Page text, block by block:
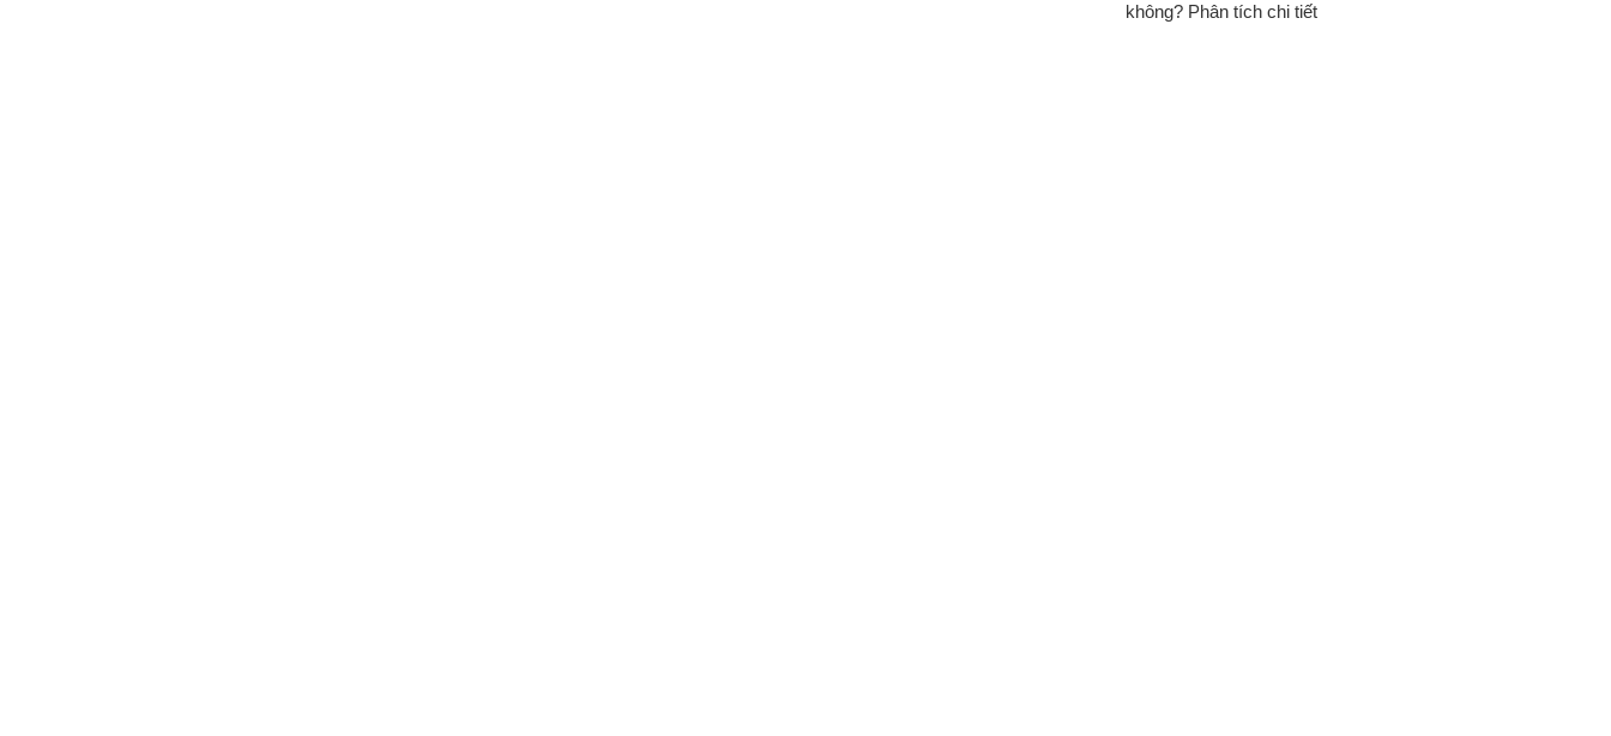
không? Phân tích chi tiết